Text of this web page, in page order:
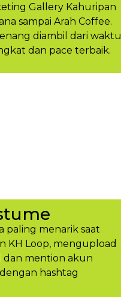
Gallery Kahuripan
sampai Arah Coffee.
diambil dari waktu
dan pace terbaik.
paling menarik saat
KH Loop, mengupload
dan mention akun
hashtag